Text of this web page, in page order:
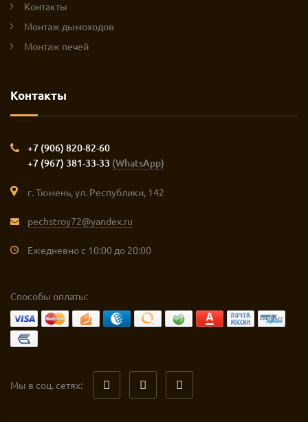
Контакты
Монтаж дымоходов
Монтаж печей
Контакты
+7 (906) 820-82-60
+7 (967) 381-33-33 (WhatsApp)
г. Тюмень, ул. Республики, 142
pechstroy72@yandex.ru
Ежедневно с 10:00 до 20:00
Способы оплаты:
Мы в соц. сетях: